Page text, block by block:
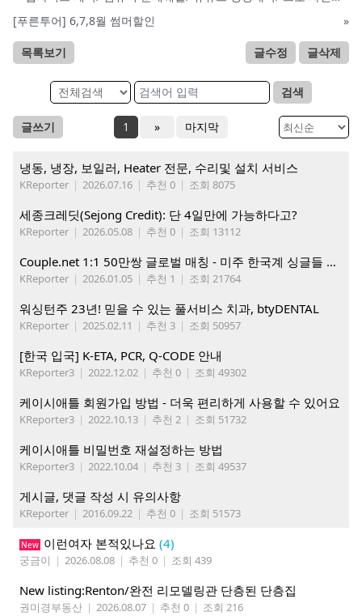
[푸른투어] 6,7,8월 썸머할인
»
목록보기 글수정 글삭제
검색
글쓰기 1 » 마지막
냉동, 냉장, 보일러, Heater 전문, 수리및 설치 서비스
KReporter | 2026.07.16 | 추천 0 | 조회 8075
세종크레딧(Sejong Credit): 단 4일만에 가능하다고?
KReporter | 2026.05.08 | 추천 0 | 조회 13112
Couple.net 1:1 50만쌍 글로벌 매칭 - 미주 한국계 싱글들 모이세요
KReporter | 2026.01.05 | 추천 1 | 조회 21764
워싱턴주 23년! 믿을 수 있는 풀서비스 치과, btyDENTAL
KReporter | 2025.02.11 | 추천 3 | 조회 50957
[한국 입국] K-ETA, PCR, Q-CODE 안내
KReporter3 | 2022.12.02 | 추천 0 | 조회 49302
케이시애틀 회원가입 방법 - 더욱 편리하게 사용할 수 있어요
KReporter3 | 2022.10.13 | 추천 2 | 조회 51732
케이시애틀 비밀번호 재설정하는 방법
KReporter3 | 2022.10.04 | 추천 3 | 조회 49537
게시글, 댓글 작성 시 유의사항
KReporter | 2016.09.22 | 추천 0 | 조회 51573
New 이런여자 본적있나요 (4)
궁금이 | 2026.08.08 | 추천 0 | 조회 439
New listing:Renton/완전 리모델링관 단층된 단층집
권미경부동산 | 2026.08.07 | 추천 0 | 조회 216